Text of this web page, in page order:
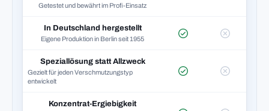
Getestet und bewährt im Profi-Einsatz
In Deutschland hergestellt
Eigene Produktion in Berlin seit 1955
Speziallösung statt Allzweck
Gezielt für jeden Verschmutzungstyp
entwickelt
Konzentrat-Ergiebigkeit